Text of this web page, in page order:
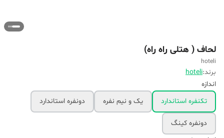
لحاف ( هتلی راه راه)
hoteli
برند:hoteli
اندازه
تکنفره استاندارد
یک و نیم نفره دونفره استاندارد
دونفره کینگ